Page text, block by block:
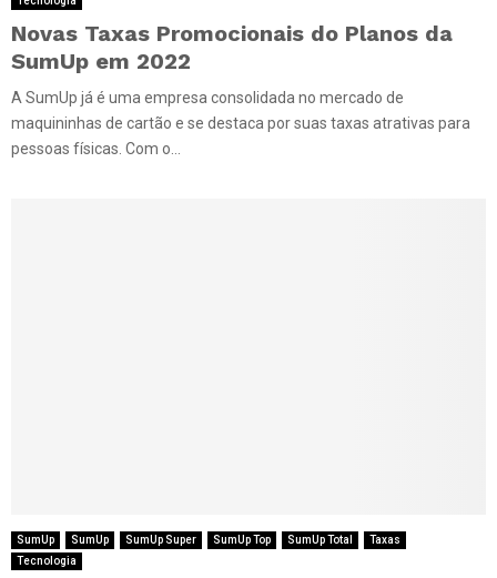
Novas Taxas Promocionais do Planos da
SumUp em 2022
A SumUp já é uma empresa consolidada no mercado de
maquininhas de cartão e se destaca por suas taxas atrativas para
pessoas físicas. Com o...
SumUp SumUp SumUp Super SumUp Top SumUp Total
Taxas
Tecnologia